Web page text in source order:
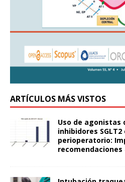
ARTÍCULOS MÁS VISTOS
Uso de agonistas
inhibidores
perioperatorio: